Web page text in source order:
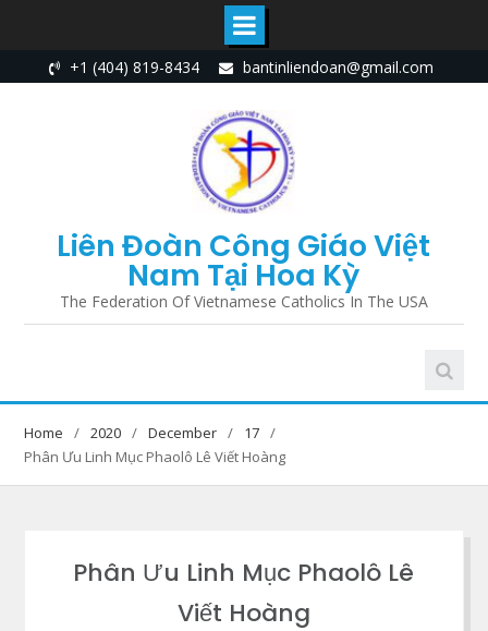
to
+1 (404) 819-8434 bantinliendoan@gmail.com
Liên Đoàn Công Giáo Việt
Nam Tại Hoa Kỳ
The Federation Of Vietnamese Catholics In The USA
Home 2020 December
17
Phân Ưu Linh Mục Phaolô Lê Viết Hoàng
Phân Ưu Linh Mục Phaolô Lê
Viết Hoàng